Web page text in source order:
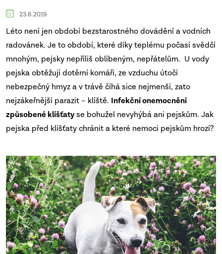
23.6.2019
Léto není jen období bezstarostného dovádění a vodních
radovánek. Je to období, které díky teplému počasí svědčí
mnohým, pejsky nepříliš oblíbeným, nepřátelům. U vody
pejska obtěžují dotěrní komáři, ze vzduchu útočí
nebezpečný hmyz a v trávě číhá sice nejmenší, zato
nejzákeřnější parazit – klíště. Infekční onemocnění
způsobené klíšťatyse bohužel nevyhýbá ani pejskům. Jak
pejska před klíšťaty chránit a které nemoci pejskům hrozí?